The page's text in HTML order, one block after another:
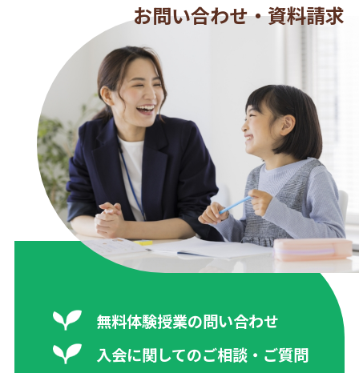
お問い合わせ・資料請求
無料体験授業の問い合わせ
入会に関してのご相談・ご質問